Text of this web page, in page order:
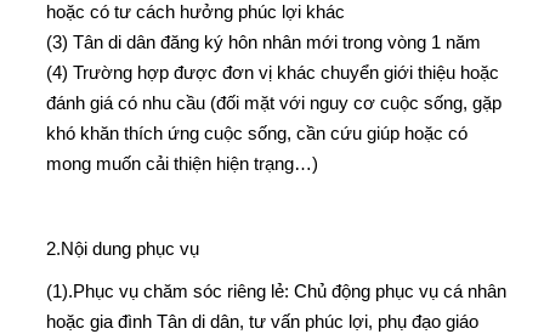
hoặc có tư cách hưởng phúc lợi khác
(3) Tân di dân đăng ký hôn nhân mới trong vòng 1 năm
(4) Trường hợp được đơn vị khác chuyển giới thiệu hoặc
đánh giá có nhu cầu (đối mặt với nguy cơ cuộc sống, gặp
khó khăn thích ứng cuộc sống, cần cứu giúp hoặc có
mong muốn cải thiện hiện trạng…)
2.Nội dung phục vụ
(1).Phục vụ chăm sóc riêng lẻ: Chủ động phục vụ cá nhân
hoặc gia đình Tân di dân, tư vấn phúc lợi, phụ đạo giáo